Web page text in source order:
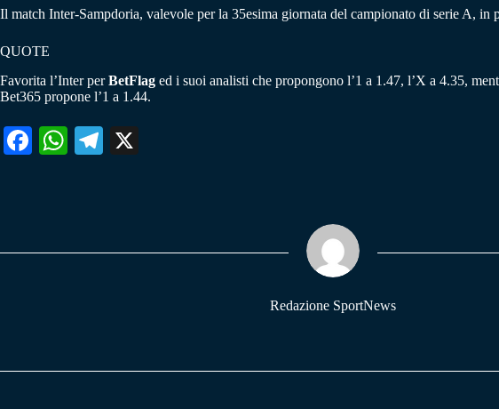
Il match Inter-Sampdoria, valevole per la 35esima giornata del campionato di serie A, in
QUOTE
Favorita l’Inter perBetFlag ed i suoi analisti che propongono l’1 a 1.47, l’X a 4.35,
Bet365 propone l’1 a 1.44.
Fa W
pp
Te
m
Redazione SportNews